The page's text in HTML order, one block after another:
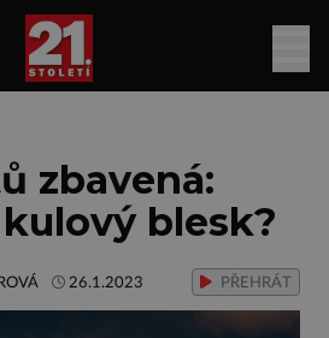
zbavená:
blesk?
26.1.2023 PŘEHRÁT